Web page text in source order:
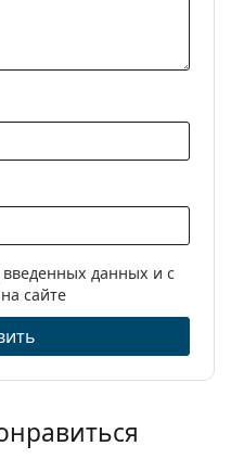
введенных данных и с
сайте